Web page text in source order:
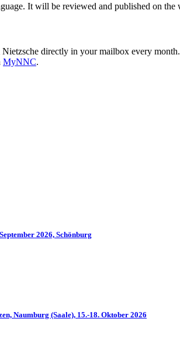
It will be reviewed and published on the
directly in your mailbox every month.
MyNNC.
2026, Schönburg
Naumburg (Saale), 15.-18. Oktober 2026